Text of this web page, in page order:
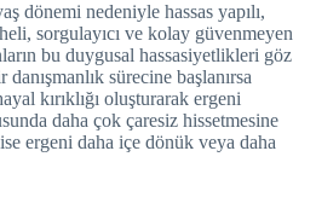
dönemi nedeniyle hassas yapılı,
sorgulayıcı ve kolay güvenmeyen
bu duygusal hassasiyetlikleri göz
sürecine başlanırsa
kırıklığı oluşturarak ergeni
daha çok çaresiz hissetmesine
ergeni daha içe dönük veya daha